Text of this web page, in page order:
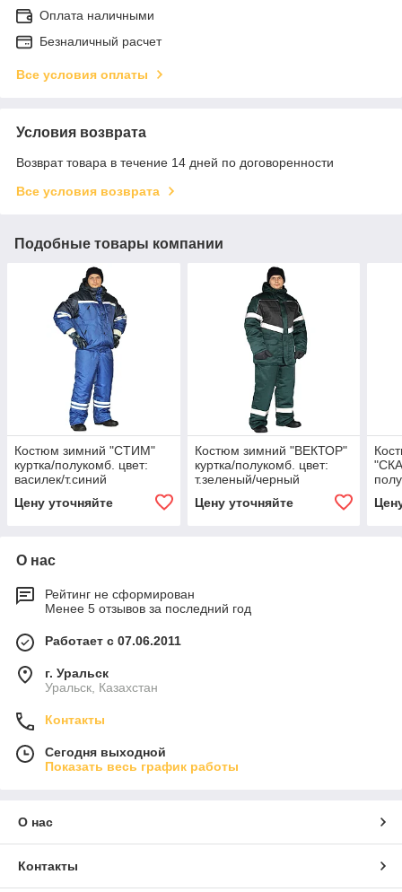
Оплата наличными
Безналичный расчет
Все условия оплаты
Условия возврата
Возврат товара в течение 14 дней по договоренности
Все условия возврата
Подобные товары компании
Костюм зимний "СТИМ"
куртка/полукомб. цвет:
василек/т.синий
Цену уточняйте
Костюм зимний "ВЕКТОР"
куртка/полукомб. цвет:
т.зеленый/черный
Цену уточняйте
О нас
Рейтинг не сформирован
Менее 5 отзывов за последний год
Работает с 07.06.2011
г. Уральск
Уральск, Казахстан
Контакты
Сегодня выходной
Показать весь график работы
О нас
Контакты